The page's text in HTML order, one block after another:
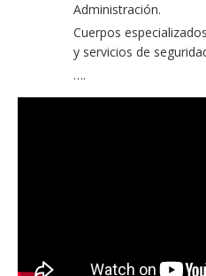
Administración.
Cuerpos
y servicios de
….